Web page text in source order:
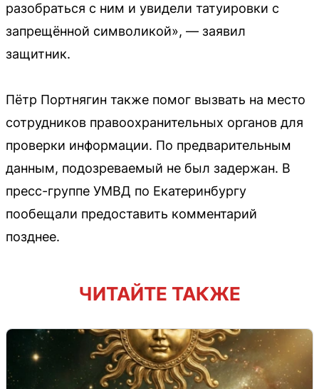
разобраться с ним и увидели татуировки с
запрещённой символикой», — заявил
защитник.
Пётр Портнягин также помог вызвать на место
сотрудников правоохранительных органов для
проверки информации. По предварительным
данным, подозреваемый не был задержан. В
пресс-группе УМВД по Екатеринбургу
пообещали предоставить комментарий
позднее.
ЧИТАЙТЕ ТАКЖЕ